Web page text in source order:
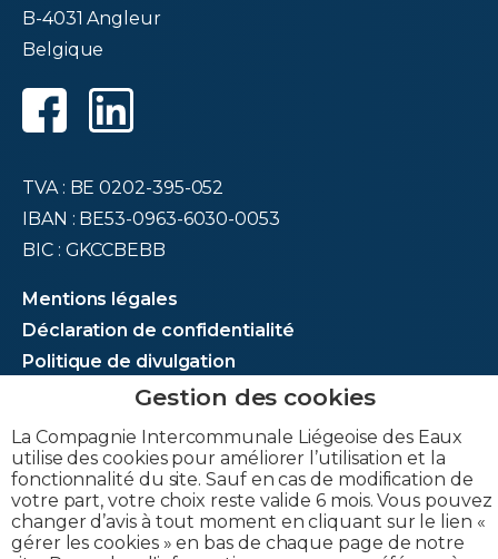
B-4031 Angleur
Belgique
TVA : BE 0202-395-052
IBAN : BE53-0963-6030-0053
BIC : GKCCBEBB
Mentions légales
Déclaration de confidentialité
Politique de divulgation
Déclaration de cookies
Gérer les cookies
Gestion de matomo
© CILE 2023
La Compagnie Intercommunale Liégeoise des Eaux
utilise des cookies pour améliorer l’utilisation et la
fonctionnalité du site. Sauf en cas de modification de
votre part, votre choix reste valide 6 mois. Vous pouvez
changer d’avis à tout moment en cliquant sur le lien «
gérer les cookies » en bas de chaque page de notre